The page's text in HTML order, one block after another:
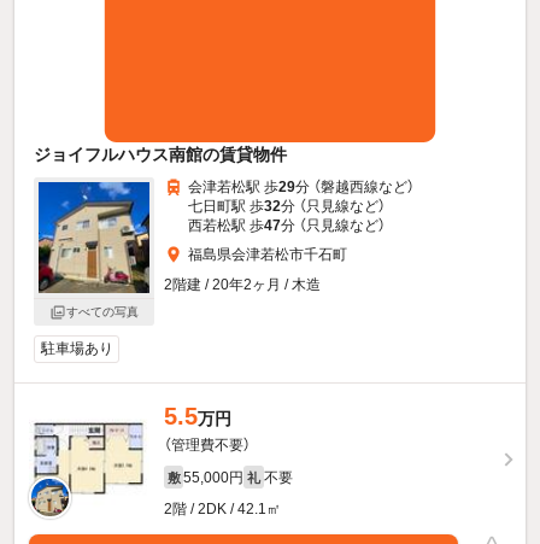
ジョイフルハウス南館の賃貸物件
すべての写真
会津若松駅 歩29分 （磐越西線など）
七日町駅 歩32分 （只見線など）
西若松駅 歩47分 （只見線など）
福島県会津若松市千石町
2階建 / 20年2ヶ月 / 木造
駐車場あり
5.5万円
（管理費不要）
敷 55,000円 礼 不要
2階 / 2DK / 42.1㎡